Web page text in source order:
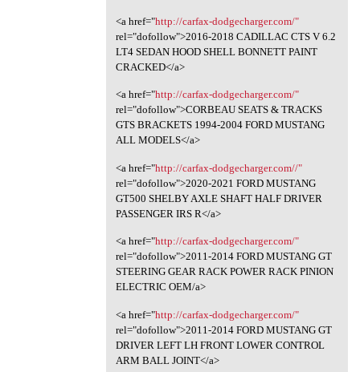
<a href="http://carfax-dodgecharger.com/"
rel="dofollow">2016-2018 CADILLAC CTS V 6.2
LT4 SEDAN HOOD SHELL BONNETT PAINT
CRACKED</a>
<a href="http://carfax-dodgecharger.com/"
rel="dofollow">CORBEAU SEATS & TRACKS
GTS BRACKETS 1994-2004 FORD MUSTANG
ALL MODELS</a>
<a href="http://carfax-dodgecharger.com//"
rel="dofollow">2020-2021 FORD MUSTANG
GT500 SHELBY AXLE SHAFT HALF DRIVER
PASSENGER IRS R</a>
<a href="http://carfax-dodgecharger.com/"
rel="dofollow">2011-2014 FORD MUSTANG GT
STEERING GEAR RACK POWER RACK PINION
ELECTRIC OEM/a>
<a href="http://carfax-dodgecharger.com/"
rel="dofollow">2011-2014 FORD MUSTANG GT
DRIVER LEFT LH FRONT LOWER CONTROL
ARM BALL JOINT</a>